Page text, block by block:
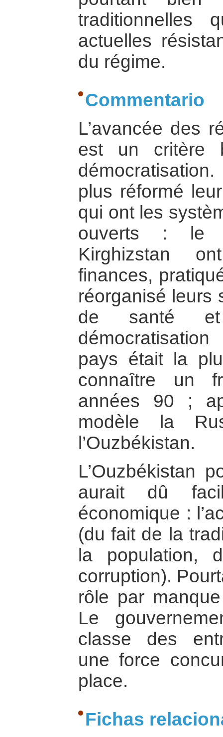
traditionnelles
actuelles
du régime.
Commentario
L’avancée des
est un critère
plus réformé
qui ont les
ouverts : le
Kirghizstan
finances,
réorganisé leurs
de santé et
pays était la
connaître un
années 90 ;
modèle la
l’Ouzbékistan.
L’Ouzbékistan
aurait dû
économique :
(du fait de la
la population,
corruption).
rôle par
Le
classe des
une force
place.
Fichas